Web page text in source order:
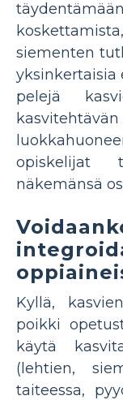
siementen
yksinkertaisia
pelejä
opiskelijat
näkemänsä
Kyllä,
poikki
käytä
(lehtien,
taiteessa,